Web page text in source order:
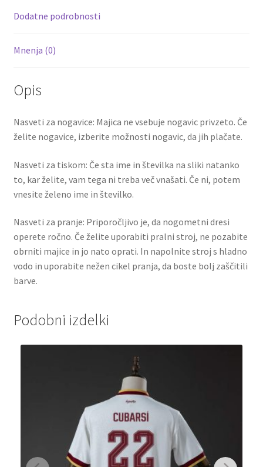
k
Dodatne podrobnosti
Mnenja (0)
Opis
Nasveti za nogavice: Majica ne vsebuje nogavic privzeto. Če
želite nogavice, izberite možnosti nogavic, da jih plačate.
Nasveti za tiskom: Če sta ime in številka na sliki natanko
to, kar želite, vam tega ni treba več vnašati. Če ni, potem
vnesite želeno ime in številko.
Nasveti za pranje: Priporočljivo je, da nogometni dresi
operete ročno. Če želite uporabiti pralni stroj, ne pozabite
obrniti majice in jo nato oprati. In napolnite stroj s hladno
vodo in uporabite nežen cikel pranja, da boste bolj zaščitili
barve.
Podobni izdelki